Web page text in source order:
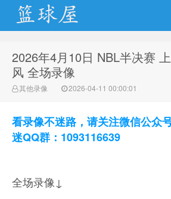
NBA录像网
2026年4月10日 NBL半决赛
风 全场录像
其他录像 2026-04-11 00:00:01
看录像不迷路，请关注微信公众
迷QQ群：1093116639
全场录像↓